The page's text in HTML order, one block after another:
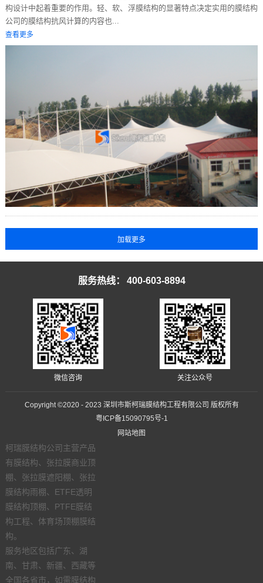
构设计中起着重要的作用。轻、软、浮膜结构的显著特点决定实用的膜结构
公司的膜结构抗风计算的内容也...
查看更多
服务热线： 400-603-8894
微信咨询 关注公众号
Copyright ©2020 - 2023 深圳市斯柯瑞膜结构工程有限公司 版权所有
粤ICP备15090795号-1
网站地图
柯瑞膜结构公司主营产品
有膜结构、张拉膜商业顶
棚、张拉膜遮阳棚、张拉
膜结构雨棚、ETFE透明
膜结构顶棚、PTFE膜结
构工程、体育场顶棚膜结
构。
服务地区包括广东、湖
南、甘肃、新疆、西藏等
全国各省市，如需膜结构